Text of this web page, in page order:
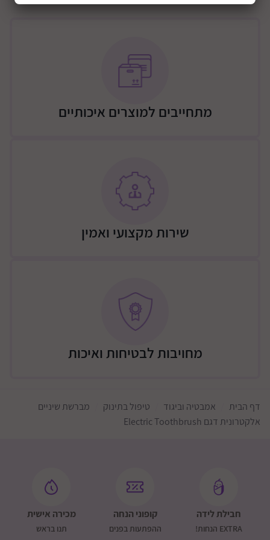
השיניים והחניכיים של הילד
המברשת מגיעה עם איורים חמודים של פיראט הים / בת
המברשת כוללת 2 ראשים וכיסוי מברשת – המאפשר לשמור
מתחייבים למוצרים איכותיים
שירות מקצועי ואמין
מחויבות לבטיחות ואיכות
דף הבית אמבטיה וביגוד טיפול בתינוק
מברשת שיניים
אלקטרונית דגם Electric Toothbrush
חבילת לידה
EXTRA הנחות!
קופוני הנחה
ההפתעות בפנים
מכירה אישית
תנו בראש